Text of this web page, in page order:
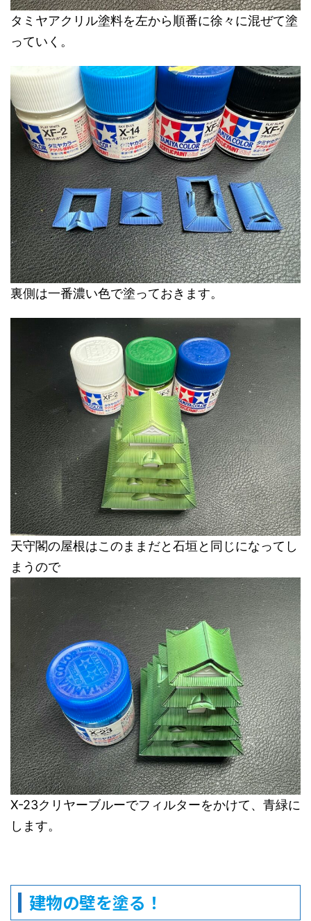
タミヤアクリル塗料を左から順番に徐々に混ぜて塗
っていく。
裏側は一番濃い色で塗っておきます。
天守閣の屋根はこのままだと石垣と同じになってし
まうので
X-23クリヤーブルーでフィルターをかけて、青緑に
します。
建物の壁を塗る！